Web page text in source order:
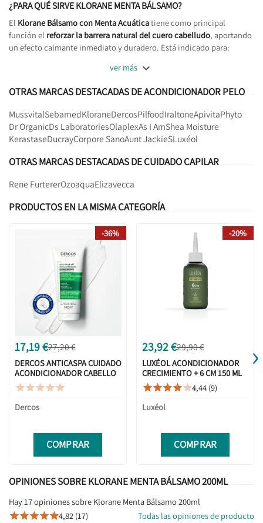
¿PARA QUÉ SIRVE KLORANE MENTA BÁLSAMO?
El Klorane Bálsamo con Menta Acuáticatiene como principal
función el reforzar la barrera natural del cuero cabelludo, aportando
un efecto calmante inmediato y duradero. Está indicado para:
ver más 
OTRAS MARCAS DESTACADAS DE ACONDICIONADOR PELO
MussvitalSebamedKloraneDercosPilfoodIraltoneApivitaPhyto
Dr OrganicDs LaboratoriesOlaplexAs I AmShea Moisture
KerastaseDucrayCorpore SanoAunt JackieSLuxéol
OTRAS MARCAS DESTACADAS DE CUIDADO CAPILAR
Rene FurtererOzoaquaElizavecca
PRODUCTOS EN LA MISMA CATEGORÍA
17,19 €27,20 €
DERCOS ANTICASPA CUIDADO
ACONDICIONADOR CABELLO
Y CUERO CABELLUDO 200ML

Dercos
COMPRAR
-36%
23,92 €29,90 €
LUXÉOL ACONDICIONADOR
CRECIMIENTO + 6 CM 150 ML
4,44 (9)
Luxéol
COMPRAR
-20%
›
OPINIONES SOBRE KLORANE MENTA BÁLSAMO 200ML
Hay 17 opiniones sobre Klorane Menta Bálsamo 200ml
4,82 (17) Todas las opiniones de producto